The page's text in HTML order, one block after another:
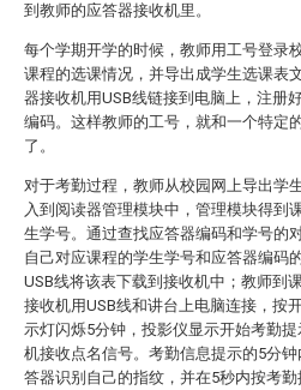
到教师的应答器接收机里。
每个学期开学的时候，教师用工号登录
课程的选课情况，并导出成学生选课表
器接收机用USB线链接到电脑上，注册
编码。这样教师的工号，就和一个特定
了。
对于考勤过程，教师从校园网上导出学
入到阅读器管理模块中，管理模块得到
生学号。通过查找应答器编码和学号的
自己对应课程的学生学号和应答器编码
USB线将该表下载到接收机中；教师到
接收机用USB线和讲台上电脑连接，按
示灯闪烁5分钟，投影仪显示开始考勤
机接收点名信号。考勤信息提示的5分
答器识别自己的指纹，并在5秒内按考